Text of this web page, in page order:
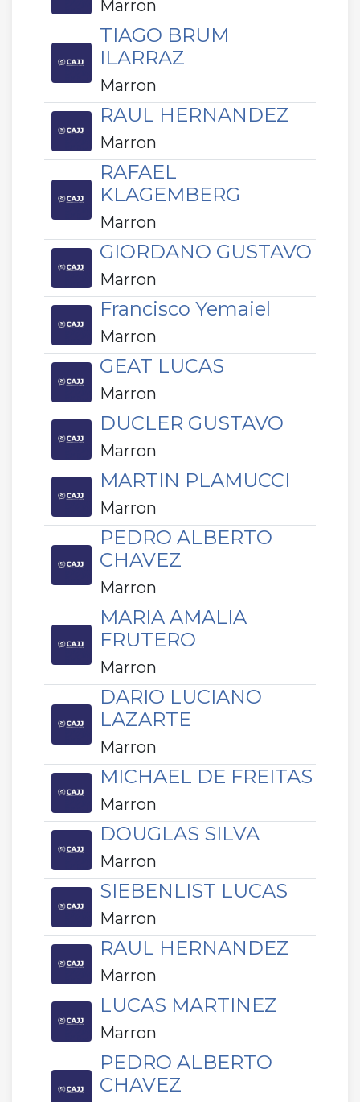
Marron
TIAGO BRUM
ILARRAZ
Marron
RAUL HERNANDEZ
Marron
RAFAEL
KLAGEMBERG
Marron
GIORDANO GUSTAVO
Marron
Francisco Yemaiel
Marron
GEAT LUCAS
Marron
DUCLER GUSTAVO
Marron
MARTIN PLAMUCCI
Marron
PEDRO ALBERTO
CHAVEZ
Marron
MARIA AMALIA
FRUTERO
Marron
DARIO LUCIANO
LAZARTE
Marron
MICHAEL DE FREITAS
Marron
DOUGLAS SILVA
Marron
SIEBENLIST LUCAS
Marron
RAUL HERNANDEZ
Marron
LUCAS MARTINEZ
Marron
PEDRO ALBERTO
CHAVEZ